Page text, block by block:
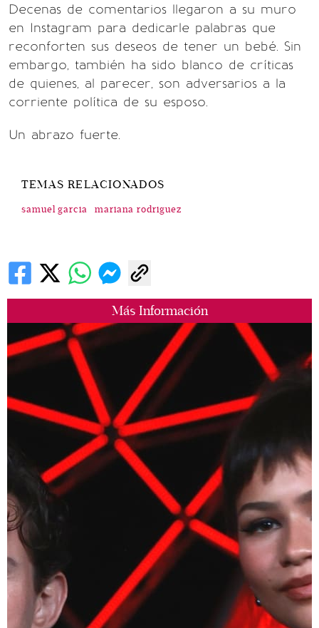
Más Información
Decenas de comentarios llegaron a su muro
en Instagram para dedicarle palabras que
reconforten sus deseos de tener un bebé. Sin
embargo, también ha sido blanco de críticas
de quienes, al parecer, son adversarios a la
corriente política de su esposo.
Un abrazo fuerte.
TEMAS RELACIONADOS
samuel garcia mariana rodriguez